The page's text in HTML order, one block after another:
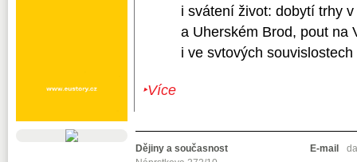
i svátení život: dobytí trhy
a Uherském Brod, pout na
i ve svtových
‣Více
Dějiny a současnost
E-mail